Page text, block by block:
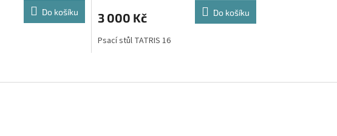
Do košíku 3 000 Kč Do košíku
Psací stůl TATRIS 16
v